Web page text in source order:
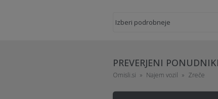
PREVERJENI
Omisli.si Najem vozil Zreče